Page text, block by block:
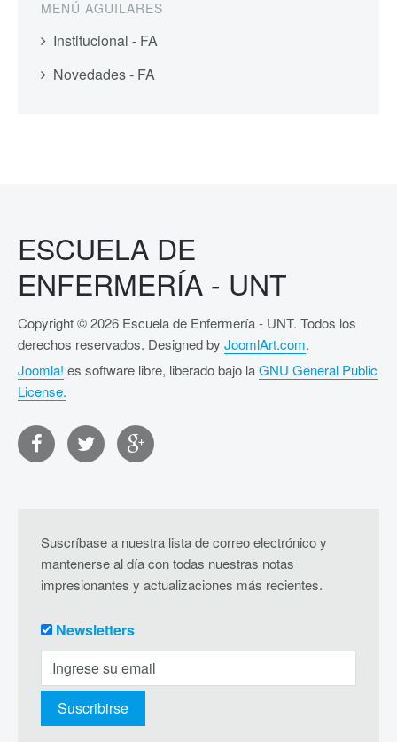
MENÚ AGUILARES
Institucional - FA
Novedades - FA
ESCUELA DE
ENFERMERÍA - UNT
Copyright © 2026 Escuela de Enfermería - UNT. Todos los
derechos reservados. Designed by JoomlArt.com.
Joomla! es software libre, liberado bajo laGNU General Public
License.
Suscríbase a nuestra lista de correo electrónico y
mantenerse al día con todas nuestras notas
impresionantes y actualizaciones más recientes.
Newsletters